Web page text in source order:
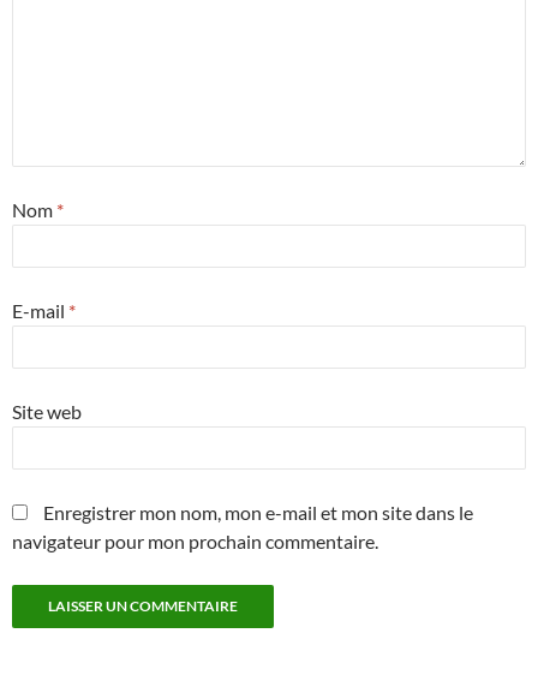
Nom *
E-mail *
Site web
Enregistrer mon nom, mon e-mail et mon site dans le
navigateur pour mon prochain commentaire.